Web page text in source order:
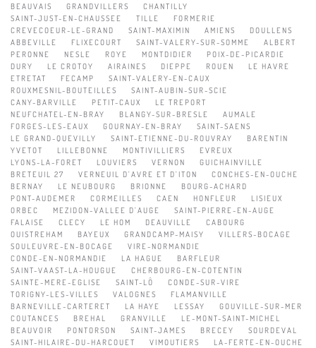
BEAUVAIS
GRANDVILLERS
CHANTILLY
SAINT-JUST-EN-CHAUSSEE
TILLE
FORMERIE
CREVECOEUR-LE-GRAND
SAINT-MAXIMIN AMIENS
DOULLENS
ABBEVILLE
FLIXECOURT SAINT-VALERY-SUR-SOMME
ALBERT
PERONNE
NESLE ROYE MONTDIDIER
POIX-DE-PICARDIE
DURY
LE CROTOY AIRAINES DIEPPE ROUEN
LE HAVRE
ETRETAT
FECAMP
SAINT-VALERY-EN-CAUX
ROUXMESNIL-BOUTEILLES
SAINT-AUBIN-SUR-SCIE
CANY-BARVILLE
PETIT-CAUX
LE TREPORT
NEUFCHATEL-EN-BRAY
BLANGY-SUR-BRESLE
AUMALE
FORGES-LES-EAUX
GOURNAY-EN-BRAY
SAINT-SAENS
LE GRAND-QUEVILLY
SAINT-ETIENNE-DU-ROUVRAY
BARENTIN
YVETOT
LILLEBONNE MONTIVILLIERS
EVREUX
LYONS-LA-FORET
LOUVIERS VERNON
GUICHAINVILLE
BRETEUIL 27
VERNEUIL D'AVRE ET D'ITON
CONCHES-EN-OUCHE
BERNAY
LE NEUBOURG BRIONNE
BOURG-ACHARD
PONT-AUDEMER
CORMEILLES CAEN HONFLEUR
LISIEUX
ORBEC
MEZIDON-VALLEE D'AUGE
SAINT-PIERRE-EN-AUGE
FALAISE
CLECY LE HOM DEAUVILLE
CABOURG
OUISTREHAM
BAYEUX GRANDCAMP-MAISY
VILLERS-BOCAGE
SOULEUVRE-EN-BOCAGE
VIRE-NORMANDIE
CONDE-EN-NORMANDIE
LA HAGUE
BARFLEUR
SAINT-VAAST-LA-HOUGUE
CHERBOURG-EN-COTENTIN
SAINTE-MERE-EGLISE
SAINT-LÔ
CONDE-SUR-VIRE
TORIGNY-LES-VILLES
VALOGNES
FLAMANVILLE
BARNEVILLE-CARTERET
LA HAYE LESSAY
GOUVILLE-SUR-MER
COUTANCES
BREHAL GRANVILLE
LE-MONT-SAINT-MICHEL
BEAUVOIR
PONTORSON SAINT-JAMES BRECEY
SOURDEVAL
SAINT-HILAIRE-DU-HARCOUET
VIMOUTIERS
LA-FERTE-EN-OUCHE